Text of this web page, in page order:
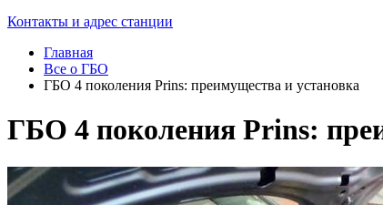
Контакты и адрес станции
Главная
Все о ГБО
ГБО 4 поколения Prins: преимущества и установка
ГБО 4 поколения Prins: